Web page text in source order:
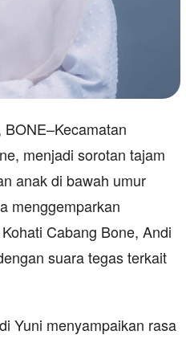
menjadi sorotan tajam
anak di bawah umur
menggemparkan
Cabang Bone, Andi
suara tegas terkait
Yuni menyampaikan rasa